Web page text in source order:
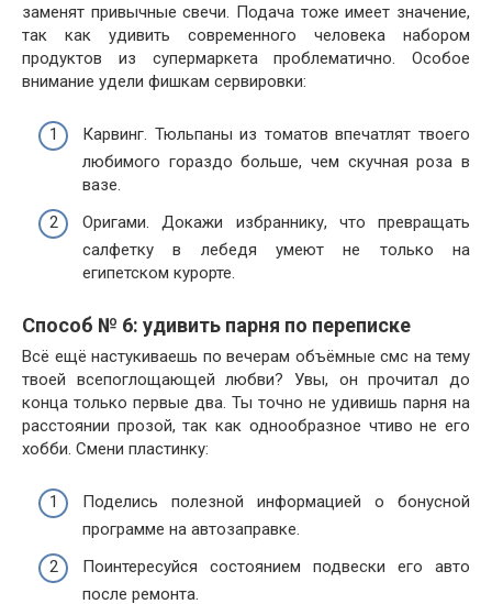
заменят привычные свечи. Подача тоже имеет значение,
так как удивить современного человека набором
продуктов из супермаркета проблематично. Особое
внимание удели фишкам сервировки:
Карвинг. Тюльпаны из томатов впечатлят твоего
любимого гораздо больше, чем скучная роза в
вазе.
Оригами. Докажи избраннику, что превращать
салфетку в лебедя умеют не только на
египетском курорте.
Способ № 6: удивить парня по переписке
Всё ещё настукиваешь по вечерам объёмные смс на тему
твоей всепоглощающей любви? Увы, он прочитал до
конца только первые два. Ты точно не удивишь парня на
расстоянии прозой, так как однообразное чтиво не его
хобби. Смени пластинку:
Поделись полезной информацией о бонусной
программе на автозаправке.
Поинтересуйся состоянием подвески его авто
после ремонта.